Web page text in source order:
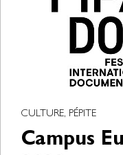
CULTURE, PÉPITE
Campus